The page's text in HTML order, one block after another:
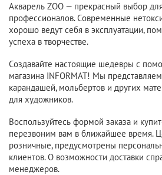
Акварель ZOO — прекрасный выбор
профессионалов. Современные
хорошо ведут себя в эксплуатации,
успеха в творчестве.
Создавайте настоящие шедевры с
магазина INFORMAT! Мы
карандашей, мольбертов и других
для художников.
Воспользуйтесь формой заказа и
перезвоним вам в ближайшее время.
розничные, предусмотрены
клиентов. О возможности доставки
менеджеров.